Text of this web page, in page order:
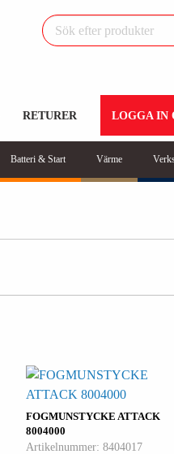
RETURER LOGGA IN
Batteri & Start Värme
FOGMUNSTYCKE ATTACK
8004000
Artikelnummer: 8404017